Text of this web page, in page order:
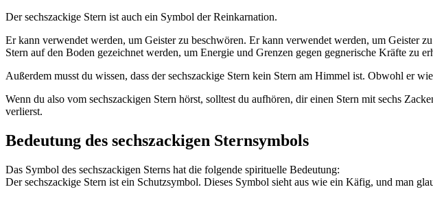
Der sechszackige Stern ist auch ein Symbol der Reinkarnation.
Er kann verwendet werden, um Geister zu beschwören. Er kann verwendet werden, um Geister
Stern auf den Boden gezeichnet werden, um Energie und Grenzen gegen gegnerische Kräfte zu
Außerdem musst du wissen, dass der sechszackige Stern kein Stern am Himmel ist. Obwohl er
Wenn du also vom sechszackigen Stern hörst, solltest du aufhören, dir einen Stern mit sechs
verlierst.
Bedeutung des sechszackigen Sternsymbols
Das Symbol des sechszackigen Sterns hat die folgende spirituelle Bedeutung:
Der sechszackige Stern ist ein Schutzsymbol. Dieses Symbol sieht aus wie ein Käfig, und man